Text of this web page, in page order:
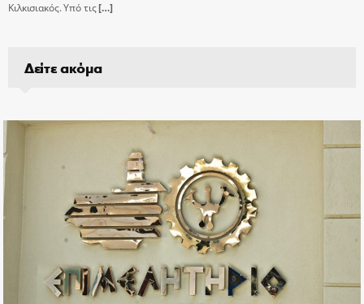
Κιλκισιακός. Υπό τις[…]
Δείτε ακόμα